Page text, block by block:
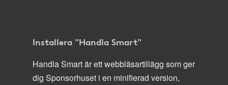
Installera "Handla Smart"
Handla Smart är ett webbläsartillägg som ger
dig Sponsorhuset i en minifierad version,